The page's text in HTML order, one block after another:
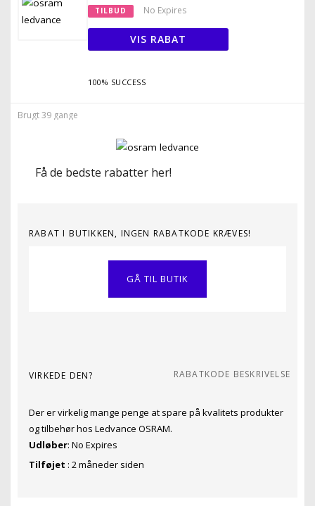
TILBUD No Expires
VIS RABAT
100% SUCCESS
Brugt 39 gange
Få de bedste rabatter her!
RABAT I BUTIKKEN, INGEN RABATKODE KRÆVES!
GÅ TIL BUTIK
VIRKEDE DEN? RABATKODE BESKRIVELSE
Der er virkelig mange penge at spare på kvalitets produkter
og tilbehør hos Ledvance OSRAM.
Udløber: No Expires
Tilføjet : 2 måneder siden